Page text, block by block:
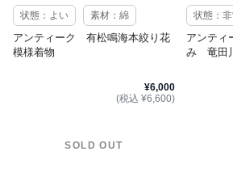
状態：よい 素材：綿
アンティーク 有松鳴海本絞り花
模様着物
¥6,000
(税込 ¥6,600)
SOLD OUT
状態：
アンテ
み 竜田